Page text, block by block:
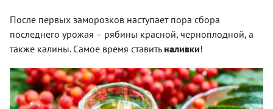
После первых заморозков наступает пора сбора
последнего урожая – рябины красной, черноплодной, а
также калины. Самое время ставить наливки!